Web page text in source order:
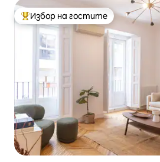
Най-популярен избор на гостите
Избор на гостите